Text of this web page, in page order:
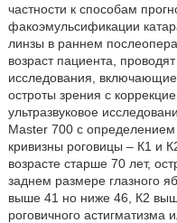
частности к способам
факоэмульсификации
линзы в раннем
возраст пациента,
исследования,
остроты зрения с
ультразвуковое
Master 700 с
кривизны роговицы – К1 и
возрасте старше 70 лет,
заднем размере глазного
выше 41 но ниже 46, К2
роговичного астигматизма